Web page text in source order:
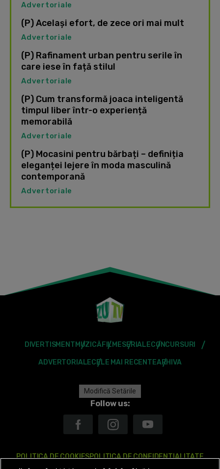
Advertoriale
(P) Același efort, de zece ori mai mult
Advertoriale
(P) Rafinament urban pentru serile în
care iese în față stilul
Advertoriale
(P) Cum transformă joaca inteligentă
timpul liber într-o experiență
memorabilă
Advertoriale
(P) Mocasini pentru bărbați – definiția
eleganței lejere în moda masculină
contemporană
Advertoriale
DIVERTISMENT MUZICĂFILMESERIALECONCURSURI
ADVERTORIALECELE MAI RECENTEARHIVA
Modifică Setările
Follow us:
POLITICA DE COOKIESPOLITICA DE CONFIDENTIALITATE